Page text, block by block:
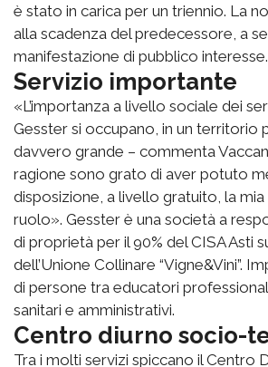
è stato in carica per un triennio. La
alla scadenza del predecessore, a
manifestazione di pubblico interesse.
Servizio importante
«L’importanza a livello sociale dei
Gesster si occupano, in un territorio
davvero grande – commenta
ragione sono grato di aver potuto
disposizione, a livello gratuito, la
ruolo». Gesster è una società a
di proprietà per il 90% del CISA Asti
dell’Unione Collinare “Vigne&Vini”.
di persone tra educatori
sanitari e amministrativi.
Centro diurno socio-
Tra i molti servizi spiccano il Centro